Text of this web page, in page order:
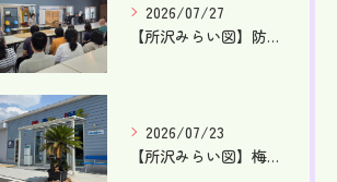
2026/07/27
【所沢みらい図】防災訓練を行ないました！【就労支援】【東所沢...
2026/07/23
【所沢みらい図】梅雨が明け、本格的な夏です！【就労支援】【東...